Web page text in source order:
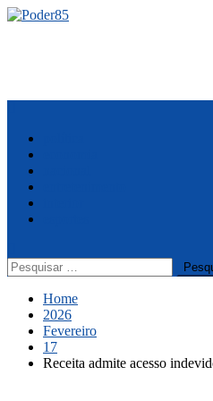
Skip
Pesquisar
por:
Home
2026
Fevereiro
17
Receita admite acesso